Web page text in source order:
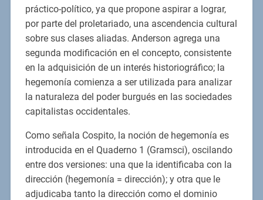
práctico-político, ya que propone aspirar a lograr,
por parte del proletariado, una ascendencia cultural
sobre sus clases aliadas. Anderson agrega una
segunda modificación en el concepto, consistente
en la adquisición de un interés historiográfico; la
hegemonía comienza a ser utilizada para analizar
la naturaleza del poder burgués en las sociedades
capitalistas occidentales.
Como señala Cospito, la noción de hegemonía es
introducida en el Quaderno 1 (Gramsci), oscilando
entre dos versiones: una que la identificaba con la
dirección (hegemonía = dirección); y otra que le
adjudicaba tanto la dirección como el dominio